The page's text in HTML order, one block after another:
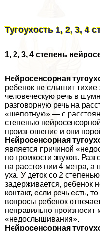
Тугоухость 1, 2, 3, 4
1, 2, 3, 4 степень
Нейросенсорная
ребенок не слышит тихие
человеческую речь в
разговорную речь на
«шепотную» — с
степенью
произношение и они
Нейросенсорная
является причиной
по громкости звуков.
на расстоянии 4 метра, а
уха. У деток со 2
задерживается, ребенок
контакт, если речь есть,
вопросы ребенок
неправильно произносит
«недослышивания».
Нейросенсорная